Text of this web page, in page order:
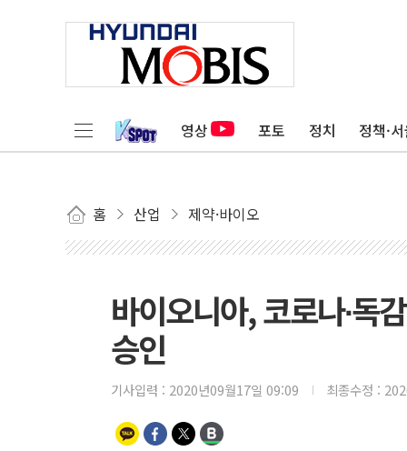
영상 포토 정치 정책·
홈 산업 제약·바이오
바이오니아, 코로나∙독
승인
기사입력 : 2020년09월17일 09:09 최종수정 :